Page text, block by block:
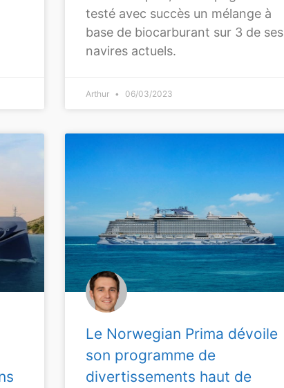
testé avec succès un mélange à
base de biocarburant sur 3 de ses
navires actuels.
Arthur 06/03/2023
Le Norwegian Prima dévoile
son programme de
divertissements haut de